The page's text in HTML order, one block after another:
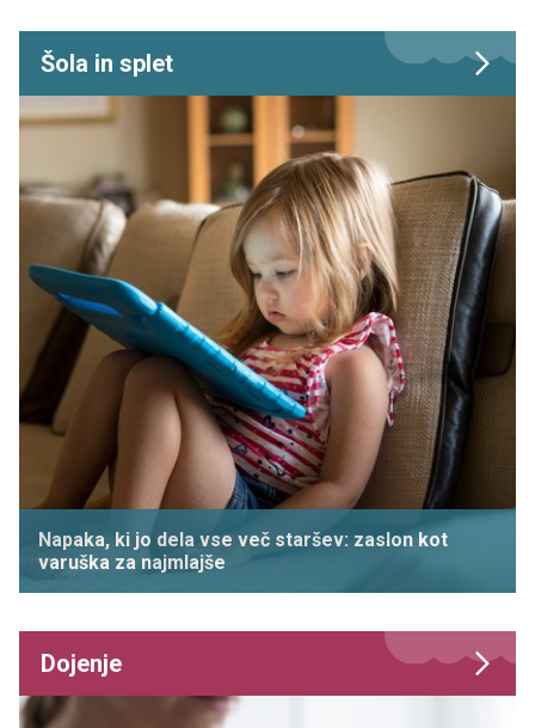
Šola in splet
Napaka, ki jo dela vse več staršev: zaslon kot
varuška za najmlajše
Dojenje